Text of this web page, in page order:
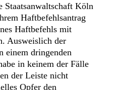
Staatsanwaltschaft Köln
Haftbefehlsantrag
Haftbefehls mit
Ausweislich der
einem dringenden
in keinem der Fälle
der Leiste nicht
Opfer den